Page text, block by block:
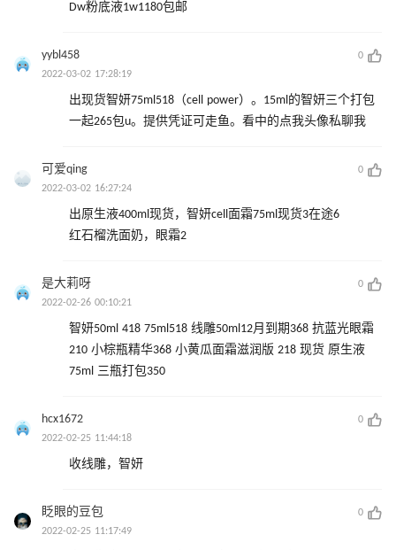
Dw粉底液1w1180包邮
yybl458
0
2022-03-02 17:28:19
出现货智妍75ml518（cell power）。15ml的智妍三个打包
一起265包u。提供凭证可走鱼。看中的点我头像私聊我
可爱qing
0
2022-03-02 16:27:24
出原生液400ml现货，智妍cell面霜75ml现货3在途6
红石榴洗面奶，眼霜2
是大莉呀
0
2022-02-26 00:10:21
智妍50ml 418 75ml518 线雕50ml12月到期368 抗蓝光眼霜
210 小棕瓶精华368 小黄瓜面霜滋润版 218 现货 原生液
75ml 三瓶打包350
hcx1672
0
2022-02-25 11:44:18
收线雕，智妍
眨眼的豆包
0
2022-02-25 11:17:49